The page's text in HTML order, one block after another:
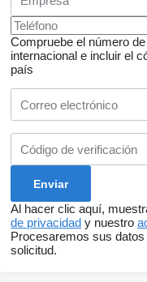
Compruebe el número
internacional e incluir el
país
Al hacer clic aquí,
de privacidad y nuestro
Procesaremos sus
solicitud.